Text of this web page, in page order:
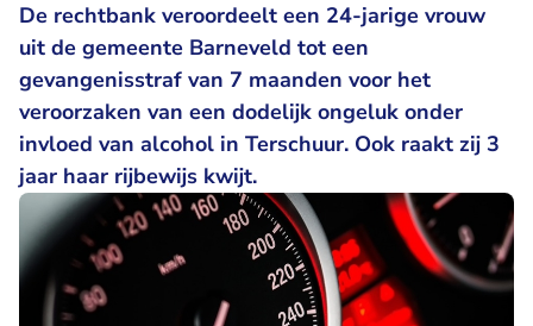
De rechtbank veroordeelt een 24-jarige vrouw
uit de gemeente Barneveld tot een
gevangenisstraf van 7 maanden voor het
veroorzaken van een dodelijk ongeluk onder
invloed van alcohol in Terschuur. Ook raakt zij 3
jaar haar rijbewijs kwijt.